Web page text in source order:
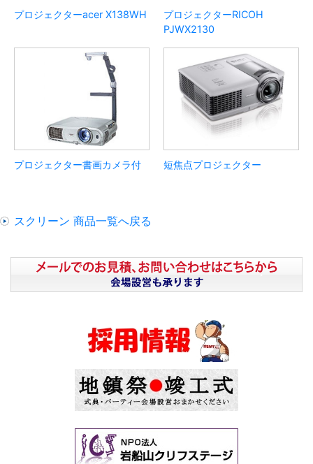
プロジェクターacer X138WH
プロジェクターRICOH
PJWX2130
プロジェクター書画カメラ付 短焦点プロジェクター
スクリーン 商品一覧へ戻る